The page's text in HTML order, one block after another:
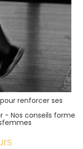
renforcer ses
- Nos conseils forme